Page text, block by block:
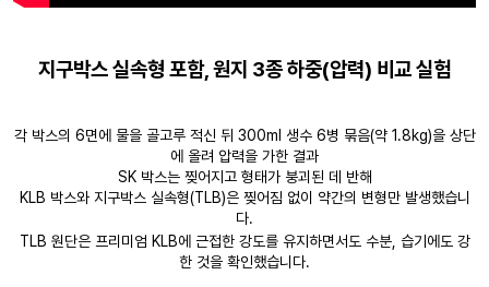
지구박스 실속형 포함, 원지 3종 하중(압력) 비교 실험
각 박스의 6면에 물을 골고루 적신 뒤 300ml 생수 6병 묶음(약 1.8kg)을 상단
에 올려 압력을 가한 결과
SK 박스는 찢어지고 형태가 붕괴된 데 반해
KLB 박스와 지구박스 실속형(TLB)은 찢어짐 없이 약간의 변형만 발생했습니
다.
TLB 원단은 프리미엄 KLB에 근접한 강도를 유지하면서도 수분, 습기에도 강
한 것을 확인했습니다.